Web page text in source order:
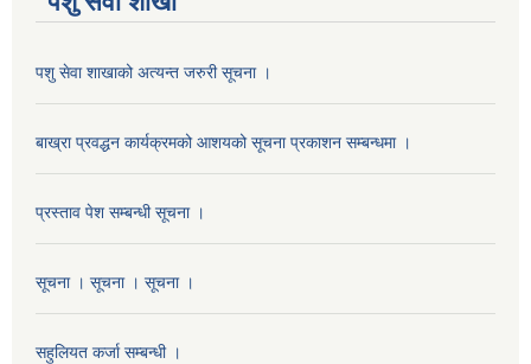
पशु सेवा शाखाको अत्यन्त जरुरी सूचना ।
बाख्रा प्रवद्धन कार्यक्रमको आशयको सूचना प्रकाशन सम्बन्धमा ।
प्रस्ताव पेश सम्बन्धी सूचना ।
सूचना । सूचना । सूचना ।
सहुलियत कर्जा सम्बन्धी ।